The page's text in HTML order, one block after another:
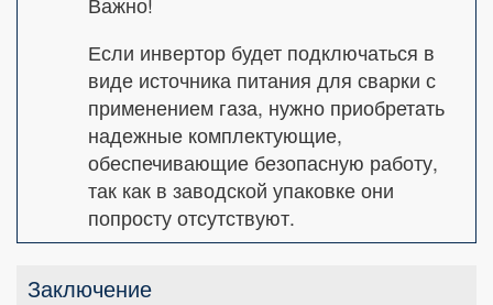
Если инвертор будет подключаться в
виде источника питания для сварки с
применением газа, нужно приобретать
надежные комплектующие,
обеспечивающие безопасную работу,
так как в заводской упаковке они
попросту отсутствуют.
Заключение